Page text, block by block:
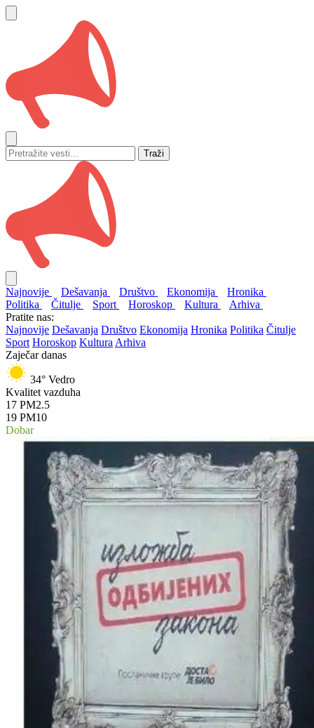
Traži
Najnovije Dešavanja Društvo Ekonomija
Hronika
Politika
Čitulje Sport Horoskop Kultura
Arhiva
Pratite nas:
Najnovije Dešavanja Društvo Ekonomija Hronika Politika Čitulje
Sport Horoskop Kultura Arhiva
Zaječar danas
34° Vedro
Kvalitet vazduha
17 PM2.5
19 PM10
Dobar